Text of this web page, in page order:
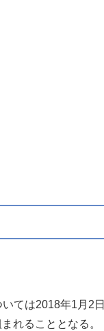
ては2018年1月2日
れることとなる。